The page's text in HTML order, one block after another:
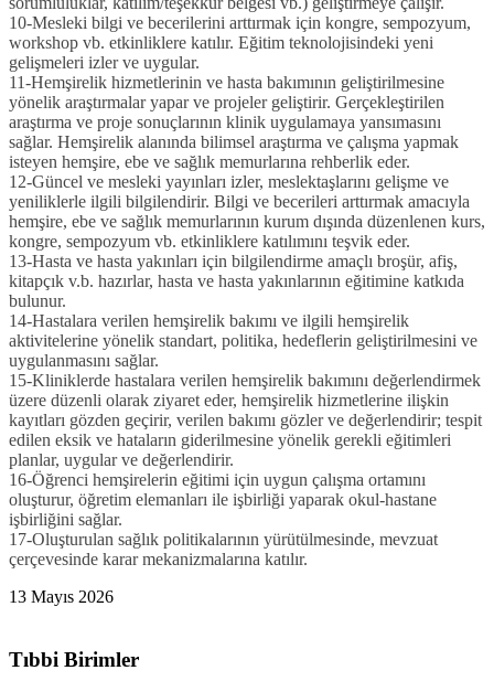
10-Mesleki bilgi ve becerilerini arttırmak için kongre, sempozyum,
workshop vb. etkinliklere katılır. Eğitim teknolojisindeki yeni
gelişmeleri izler ve uygular.
11-Hemşirelik hizmetlerinin ve hasta bakımının geliştirilmesine
yönelik araştırmalar yapar ve projeler geliştirir. Gerçekleştirilen
araştırma ve proje sonuçlarının klinik uygulamaya yansımasını
sağlar. Hemşirelik alanında bilimsel araştırma ve çalışma yapmak
isteyen hemşire, ebe ve sağlık memurlarına rehberlik eder.
12-Güncel ve mesleki yayınları izler, meslektaşlarını gelişme ve
yeniliklerle ilgili bilgilendirir. Bilgi ve becerileri arttırmak amacıyla
hemşire, ebe ve sağlık memurlarının kurum dışında düzenlenen kurs,
kongre, sempozyum vb. etkinliklere katılımını teşvik eder.
13-Hasta ve hasta yakınları için bilgilendirme amaçlı broşür, afiş,
kitapçık v.b. hazırlar, hasta ve hasta yakınlarının eğitimine katkıda
bulunur.
14-Hastalara verilen hemşirelik bakımı ve ilgili hemşirelik
aktivitelerine yönelik standart, politika, hedeflerin geliştirilmesini ve
uygulanmasını sağlar.
15-Kliniklerde hastalara verilen hemşirelik bakımını değerlendirmek
üzere düzenli olarak ziyaret eder, hemşirelik hizmetlerine ilişkin
kayıtları gözden geçirir, verilen bakımı gözler ve değerlendirir; tespit
edilen eksik ve hataların giderilmesine yönelik gerekli eğitimleri
planlar, uygular ve değerlendirir.
16-Öğrenci hemşirelerin eğitimi için uygun çalışma ortamını
oluşturur, öğretim elemanları ile işbirliği yaparak okul-hastane
işbirliğini sağlar.
17-Oluşturulan sağlık politikalarının yürütülmesinde, mevzuat
çerçevesinde karar mekanizmalarına katılır.
13 Mayıs 2026
Tıbbi Birimler